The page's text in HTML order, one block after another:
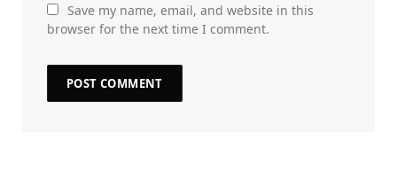
Save my name, email, and website in this
browser for the next time I comment.